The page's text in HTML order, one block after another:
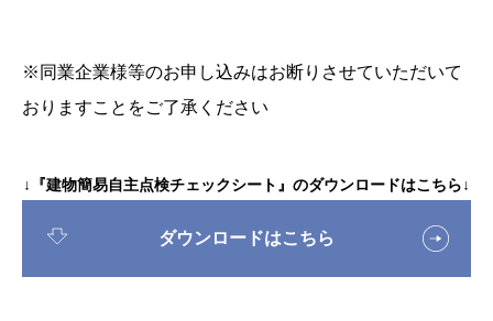
※同業企業様等のお申し込みはお断りさせていただいて
おりますことをご了承ください
↓『建物簡易自主点検チェックシート』のダウンロードはこちら↓
ダウンロードはこちら